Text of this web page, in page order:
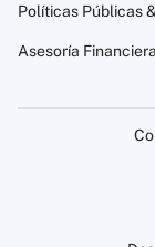
Políticas Públicas
Asesoría Financiera